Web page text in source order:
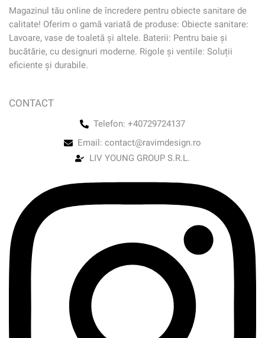
Magazinul tău online de încredere pentru obiecte sanitare de
calitate! Oferim o gamă variată de produse: Obiecte sanitare:
Lavoare, vase de toaletă și altele. Baterii: Pentru baie și
bucătărie, cu designuri moderne. Rigole și ventile: Soluții
eficiente și durabile.
CONTACT
Telefon: +40729724137
Email: contact@ravimdesign.ro
LIV YOUNG GROUP S.R.L.